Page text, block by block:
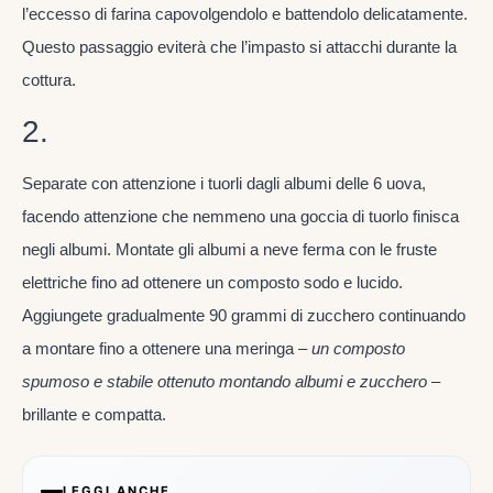
l’eccesso di farina capovolgendolo e battendolo delicatamente.
Questo passaggio eviterà che l’impasto si attacchi durante la
cottura.
2.
Separate con attenzione i tuorli dagli albumi delle 6 uova,
facendo attenzione che nemmeno una goccia di tuorlo finisca
negli albumi. Montate gli albumi a neve ferma con le fruste
elettriche fino ad ottenere un composto sodo e lucido.
Aggiungete gradualmente 90 grammi di zucchero continuando
a montare fino a ottenere una meringa – un composto
spumoso e stabile ottenuto montando albumi e zucchero –
brillante e compatta.